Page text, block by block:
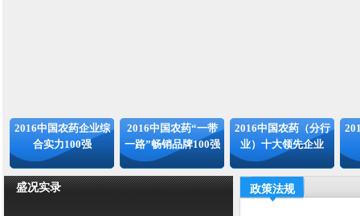
2016中国农药企业综
合实力100强
2016中国农药“一带
一路”畅销品牌100强
2016中国农药（分行
业）十大领先企业
盛况实录 政策法规